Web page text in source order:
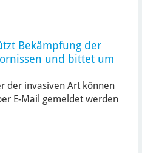
Bekämpfung der
und bittet um
der invasiven Art können
E-Mail gemeldet werden